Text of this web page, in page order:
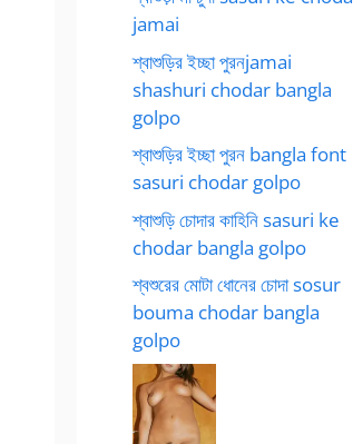
jamai
শ্বাশুড়ির ইচ্ছা পুরনjamai
shashuri chodar bangla
golpo
শ্বাশুড়ির ইচ্ছা পুরন bangla font
sasuri chodar golpo
শ্বাশুড়ি চোদার কাহিনি sasuri ke
chodar bangla golpo
শ্বশুরের মোটা ধোনের চোদা sosur
bouma chodar bangla
golpo